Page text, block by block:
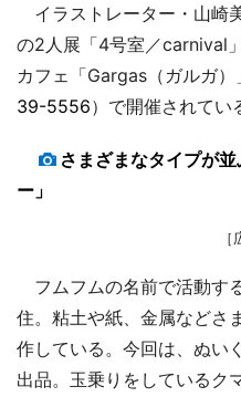
イラストレーター・山崎
の2人展「4号室／carnival
カフェ「Gargas（ガルガ
39-5556）で開催されてい
さまざまなタイプが
ー」
［
フムフムの名前で活動す
住。粘土や紙、金属などさ
作している。今回は、ぬい
出品。玉乗りをしているク